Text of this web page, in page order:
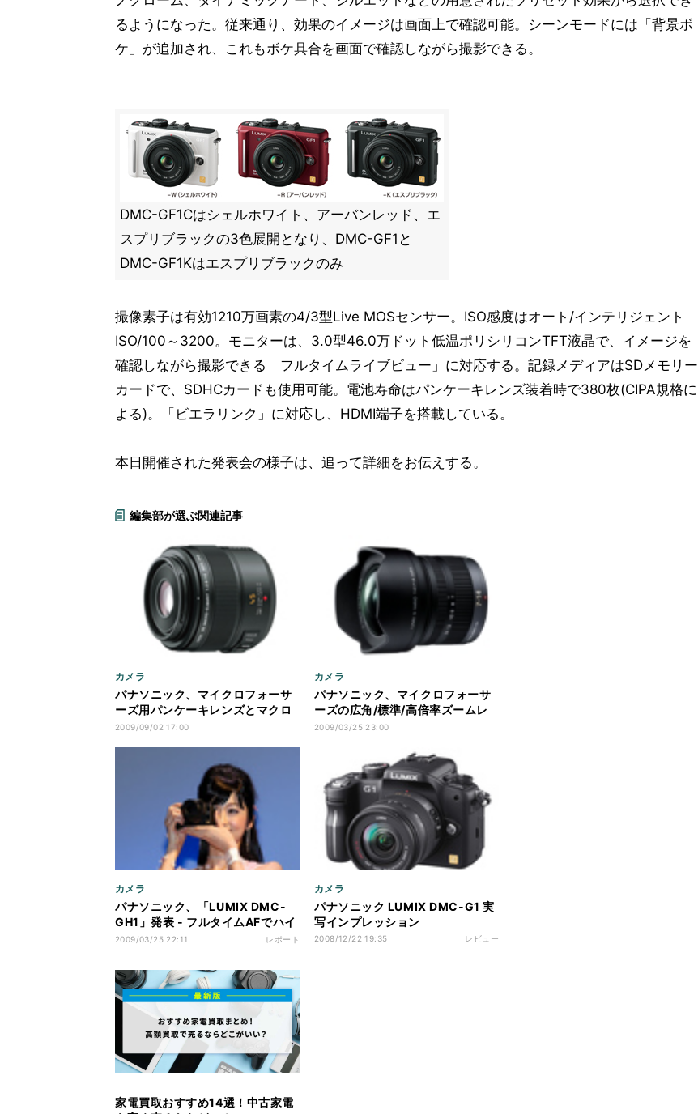
るようになった。従来通り、効果のイメージは画面上で確認可能。シーンモードには「背景ボ
ケ」が追加され、これもボケ具合を画面で確認しながら撮影できる。
DMC-GF1Cはシェルホワイト、アーバンレッド、エ
スプリブラックの3色展開となり、DMC-GF1と
DMC-GF1Kはエスプリブラックのみ
撮像素子は有効1210万画素の4/3型Live MOSセンサー。ISO感度はオート/インテリジェント
ISO/100～3200。モニターは、3.0型46.0万ドット低温ポリシリコンTFT液晶で、イメージを
確認しながら撮影できる「フルタイムライブビュー」に対応する。記録メディアはSDメモリー
カードで、SDHCカードも使用可能。電池寿命はパンケーキレンズ装着時で380枚(CIPA規格に
よる)。「ビエラリンク」に対応し、HDMI端子を搭載している。
本日開催された発表会の様子は、追って詳細をお伝えする。
編集部が選ぶ関連記事
カメラ
パナソニック、マイクロフォーサ
ーズ用パンケーキレンズとマクロ
レンズ
2009/09/02 17:00
カメラ
パナソニック、マイクロフォーサ
ーズの広角/標準/高倍率ズームレ
ンズを発表
2009/03/25 23:00
カメラ
パナソニック、「LUMIX DMC-
GH1」発表 - フルタイムAFでハイ
ビジョン動画も
2009/03/25 22:11 レポート
カメラ
パナソニック LUMIX DMC-G1 実
写インプレッション
2008/12/22 19:35 レビュー
家電買取おすすめ14選！中古家電